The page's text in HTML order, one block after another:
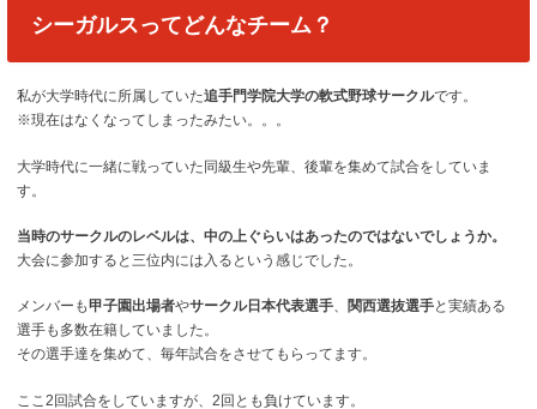
シーガルスってどんなチーム？
私が大学時代に所属していた追手門学院大学の軟式野球サークルです。
※現在はなくなってしまったみたい。。。
大学時代に一緒に戦っていた同級生や先輩、後輩を集めて試合をしていま
す。
当時のサークルのレベルは、中の上ぐらいはあったのではないでしょうか。
大会に参加すると三位内には入るという感じでした。
メンバーも甲子園出場者やサークル日本代表選手、 関西選抜選手と実績ある
選手も多数在籍していました。
その選手達を集めて、毎年試合をさせてもらってます。
ここ2回試合をしていますが、2回とも負けています。